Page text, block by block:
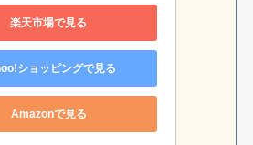
楽天市場で見る
ショッピングで見る
Amazonで見る